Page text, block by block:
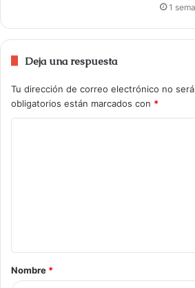
1
Deja una respuesta
Tu dirección de correo electrónico no
obligatorios están marcados con *
Nombre *